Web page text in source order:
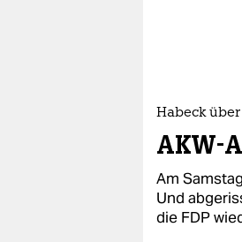
Habeck
AKW-
Am
Und
die FDP